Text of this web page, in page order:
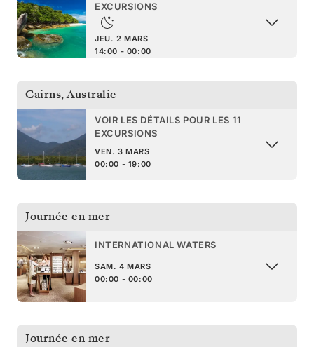
EXCURSIONS
JEU. 2 MARS
14:00 - 00:00
Cairns,Australie
VOIR LES DÉTAILS POUR LES 11
EXCURSIONS
VEN. 3 MARS
00:00 - 19:00
Journée en mer
INTERNATIONAL WATERS
SAM. 4 MARS
00:00 - 00:00
Journée en mer